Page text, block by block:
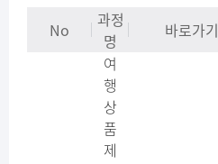
No
과정
명
바로가기
여
행
상
품
제